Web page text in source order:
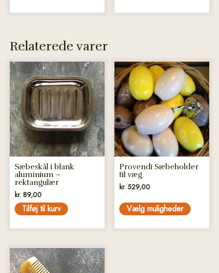
Relaterede varer
Sæbeskål i blank
aluminium –
rektangulær
kr. 89,00
Tilføj til kurv
Provendi Sæbeholder
til væg
kr. 529,00
Vælg muligheder
Dette
vare
har
flere
varianter.
Mulighederne
kan
vælges
varesiden